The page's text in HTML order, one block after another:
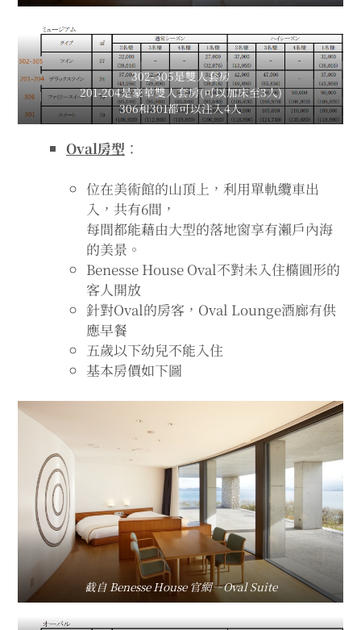
302-305是雙人套房
201-204是豪華雙人套房(可以加床至3人)
306和301都可以注入4人
Oval房型 ：
位在美術館的山頂上，利用單軌纜車出
入，共有6間，
每間都能藉由大型的落地窗享有瀨戶內海
的美景。
Benesse House Oval不對未入住橢圓形的
客人開放
針對Oval的房客，Oval Lounge酒廊有供
應早餐
五歲以下幼兒不能入住
基本房價如下圖
截自 Benesse House 官網－Oval Suite